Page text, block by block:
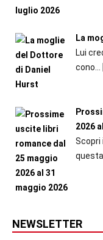
La
Lui
cono...
2026
Scopri
NEWSLETTER